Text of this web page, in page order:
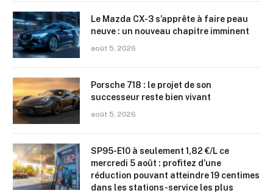
Le Mazda CX-3 s’apprête à faire peau
neuve : un nouveau chapitre imminent
août 5, 2026
Porsche 718 : le projet de son
successeur reste bien vivant
août 5, 2026
SP95-E10 à seulement 1,82 €/L ce
mercredi 5 août : profitez d’une
réduction pouvant atteindre 19 centimes
dans les stations-service les plus